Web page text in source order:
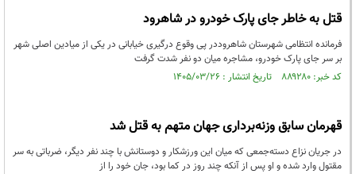
قتل به خاطر جای پارک خودرو در شاهرود
فرمانده انتظامی شهرستان شاهروددر پی وقوع درگیری خیابانی در یکی از میادین اصلی شهر
بر سر جای پارک خودرو، مشاجره میان دو نفر شدت گرفت
کد خبر: ۸۸۹۲۸۰ تاریخ انتشار : ۱۴۰۵/۰۳/۲۶
قهرمان سابق وزنه‌برداری جهان متهم به قتل شد
در جریان نزاع دسته‌جمعی که میان این ورزشکار و دوستانش با چند نفر دیگر، ضرباتی به سر
مقتول وارد شده و او پس از آنکه چند روز در کما بود، جان خود را از